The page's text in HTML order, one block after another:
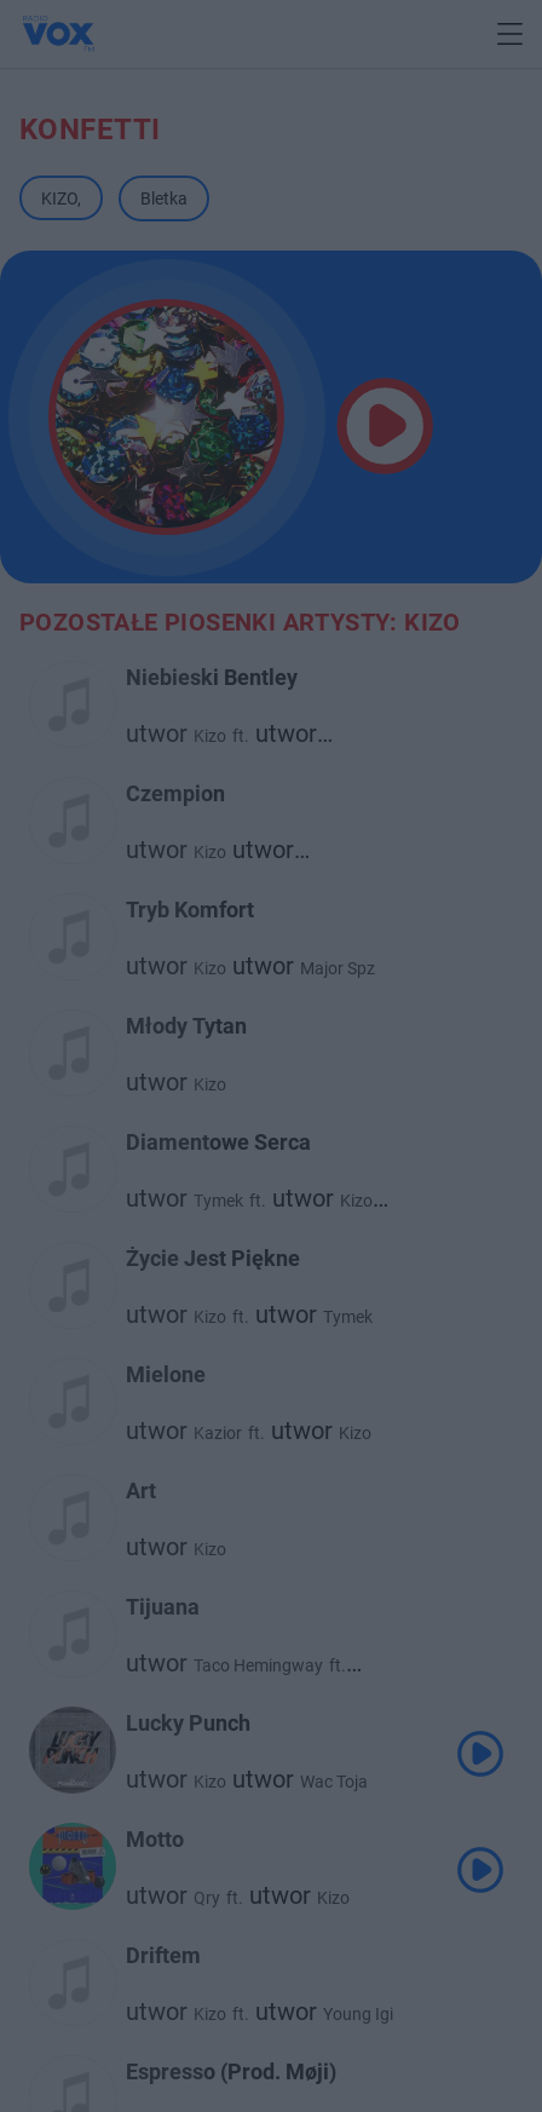
KONFETTI
KIZO, Bletka
POZOSTAŁE PIOSENKI ARTYSTY: KIZO
Niebieski Bentley
utwor Kizo ft. utwor
Czempion
utwor Kizo utwor
Tryb Komfort
utwor Kizo utwor Major Spz
Młody Tytan
utwor Kizo
Diamentowe Serca
utwor Tymek ft. utwor Kizo
Życie Jest Piękne
utwor Kizo ft. utwor Tymek
Mielone
utwor Kazior ft. utwor Kizo
Art
utwor Kizo
Tijuana
utwor Taco Hemingway ft.
Lucky Punch
utwor Kizo utwor Wac Toja
Motto
utwor Qry ft. utwor Kizo
Driftem
utwor Kizo ft. utwor Young Igi
Espresso (Prod. Møji)